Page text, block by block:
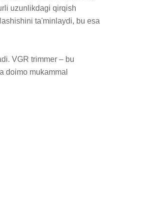
uzunlikdagi qirqish
ta'minlaydi, bu esa
VGR trimmer – bu
doimo mukammal